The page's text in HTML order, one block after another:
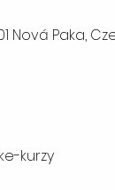
Nová Paka,
kurzy